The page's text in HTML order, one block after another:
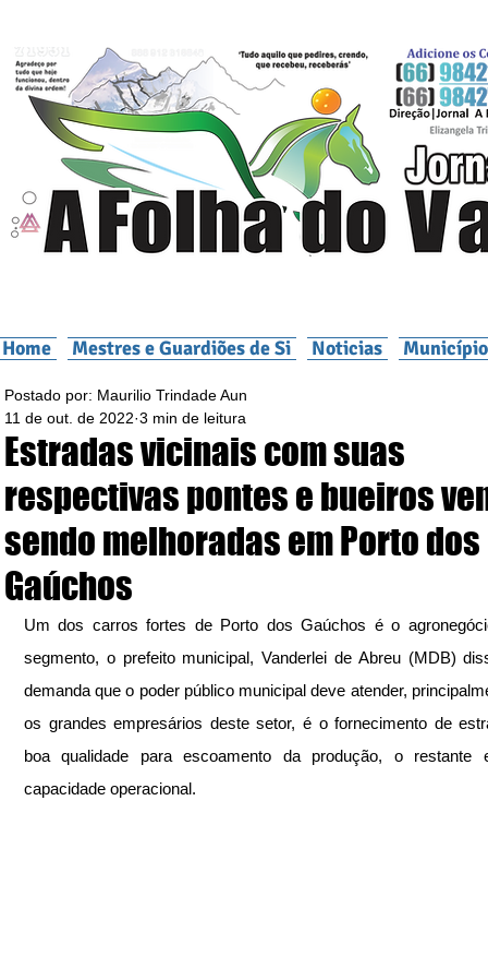
Home Mestres e Guardiões de Si Noticias
Estradas vicinais com suas
respectivas pontes e bueiros
sendo melhoradas em Porto dos
Gaúchos
Postado por: Maurilio Trindade Aun
11 de out. de 2022 3 min de leitura
Um dos carros fortes de Porto dos Gaúchos é o
segmento, o prefeito municipal, Vanderlei de Abreu (MDB)
demanda que o poder público municipal deve atender,
os grandes empresários deste setor, é o fornecimento de
boa qualidade para escoamento da produção, o restante
capacidade operacional.